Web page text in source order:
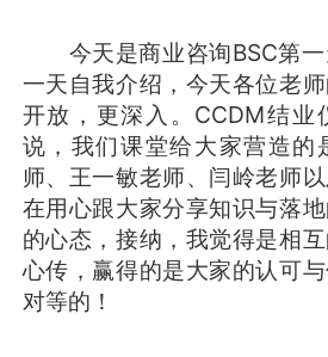
今天是商业咨询BSC第一
一天自我介绍，今天各位老
开放，更深入。CCDM结业
说，我们课堂给大家营造的
师、王一敏老师、闫岭老师
在用心跟大家分享知识与落
的心态，接纳，我觉得是相
心传，赢得的是大家的认可
对等的！